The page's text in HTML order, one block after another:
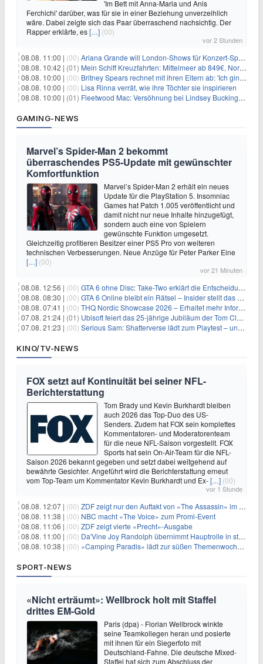
'Im Bett mit Anna-Maria und Anis
Ferchichi' darüber, was für sie in einer Beziehung unverzeihlich
wäre. Dabei zeigte sich das Paar überraschend nachsichtig. Der
Rapper erklärte, es[…] (00)
vor 2 Stunden
08.08. 11:00 | (00) Ariana Grande will London-Shows für Konzert-Special filmen
08.08. 10:42 | (01) Mein Schiff Kreuzfahrten: Mittelmeer ab 849€, Norwegen ab 999€ p.P.
08.08. 10:00 | (00) Britney Spears rechnet mit ihren Eltern ab: 'Ich ging zwei Monate lang auf die Knie und weinte'
08.08. 10:00 | (00) Lisa Rinna verrät, wie ihre Töchter sie inspirieren
08.08. 10:00 | (01) Fleetwood Mac: Versöhnung bei Lindsey Buckingham und Stevie Nicks
GAMING-NEWS
Marvel’s Spider-Man 2 bekommt
überraschendes PS5-Update mit gewünschter
Komfortfunktion
Marvel’s Spider-Man 2 erhält ein neues
Update für die PlayStation 5. Insomniac
Games hat Patch 1.005 veröffentlicht und
damit nicht nur neue Inhalte hinzugefügt,
sondern auch eine von Spielern
gewünschte Funktion umgesetzt.
Gleichzeitig profitieren Besitzer einer PS5 Pro von weiteren
technischen Verbesserungen. Neue Anzüge für Peter Parker Eine
[…] (00)
vor 21 Minuten
08.08. 12:56 | (00) GTA 6 ohne Disc: Take-Two erklärt die Entscheidung für Download-Codes
08.08. 08:30 | (00) GTA 6 Online bleibt ein Rätsel – Insider stellt das neue Gerücht klar
08.08. 07:41 | (00) THQ Nordic Showcase 2026 – Erhaltet mehr Informationen
07.08. 21:24 | (01) Ubisoft feiert das 25-jährige Jubiläum der Tom Clancy’s Ghost Recon-Reihe
07.08. 21:23 | (00) Serious Sam: Shatterverse lädt zum Playtest – und erscheint schon bald!
KINO/TV-NEWS
FOX setzt auf Kontinuität bei seiner NFL-
Berichterstattung
Tom Brady und Kevin Burkhardt bleiben
auch 2026 das Top-Duo des US-
Senders. Zudem hat FOX sein komplettes
Kommentatoren- und Moderatorenteam
für die neue NFL-Saison vorgestellt. FOX
Sports hat sein On-Air-Team für die NFL-
Saison 2026 bekannt gegeben und setzt dabei weitgehend auf
bewährte Gesichter. Angeführt wird die Berichterstattung erneut
vom Top-Team um Kommentator Kevin Burkhardt und Ex-[…] (00)
vor 1 Stunde
08.08. 12:07 | (00) ZDF zeigt nur den Auftakt von «The Assassin» im Fernsehen
08.08. 11:38 | (00) NBC macht «The Voice» zum Promi-Event
08.08. 11:06 | (00) ZDF zeigt vierte «Precht»-Ausgabe
08.08. 11:00 | (00) Da'Vine Joy Randolph übernimmt Hauptrolle in starbesetzter schwarzer Komödie
08.08. 10:38 | (00) «Camping Paradis» lädt zur süßen Themenwoche ein
SPORT-NEWS
«Nicht erträumt»: Wellbrock holt mit Staffel
drittes EM-Gold
Paris (dpa) - Florian Wellbrock winkte
seine Teamkollegen heran und posierte
mit ihnen für ein Siegerfoto mit
Deutschland-Fahne. Die deutsche Mixed-
Staffel hat sich zum Abschluss der